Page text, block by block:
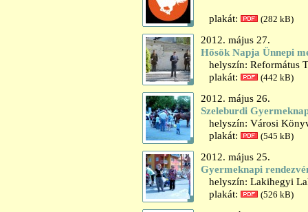
plakát: (282 kB)
2012. május 27.
Hősök Napja Ünnepi
helyszín: Református
plakát:
(442 kB)
2012. május 26.
Szeleburdi
helyszín: Városi
plakát:
(545 kB)
2012. május 25.
Gyermeknapi
helyszín: Lakihegyi
plakát:
(526 kB)